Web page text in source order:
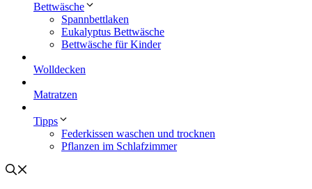
Bettwäsche
Spannbettlaken
Eukalyptus Bettwäsche
Bettwäsche für Kinder
Wolldecken
Matratzen
Tipps
Federkissen waschen und trocknen
Pflanzen im Schlafzimmer